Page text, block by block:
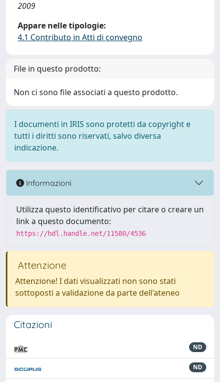
2009
Appare nelle tipologie:
4.1 Contributo in Atti di convegno
File in questo prodotto:
Non ci sono file associati a questo prodotto.
I documenti in IRIS sono protetti da copyright e
tutti i diritti sono riservati, salvo diversa
indicazione.
Informazioni
Utilizza questo identificativo per citare o creare un
link a questo documento:
https://hdl.handle.net/11580/4536
Attenzione
Attenzione! I dati visualizzati non sono stati
sottoposti a validazione da parte dell'ateneo
Citazioni
ND
ND